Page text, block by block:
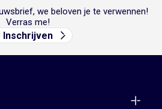
we beloven je te verwennen!
Verras me!
Inschrijven